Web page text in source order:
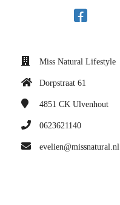
Miss Natural Lifestyle
Dorpstraat 61
4851 CK Ulvenhout
0623621140
evelien@missnatural.nl